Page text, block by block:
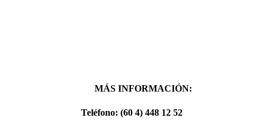
MÁS INFORMACIÓN:
Teléfono: (60 4) 448 12 52